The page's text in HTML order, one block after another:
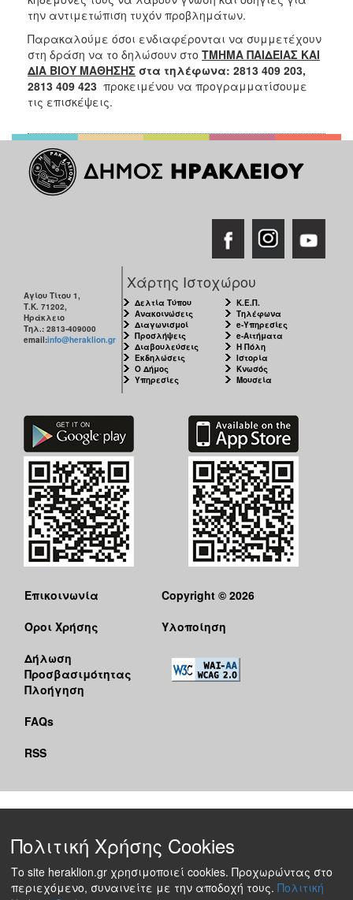
την αντιμετώπιση τυχόν προβλημάτων.
Παρακαλούμε όσοι ενδιαφέρονται να συμμετέχουν
στη δράση να το δηλώσουν στο ΤΜΗΜΑ ΠΑΙΔΕΙΑΣ ΚΑΙ
ΔΙΑ ΒΙΟΥ ΜΑΘΗΣΗΣ στα τηλέφωνα: 2813 409 203,
2813 409 423 προκειμένου να προγραμματίσουμε
τις επισκέψεις.
Αγίου Τίτου 1,
Τ.Κ. 71202,
Ηράκλειο
Τηλ.: 2813-409000
email:info@heraklion.gr
Χάρτης Ιστοχώρου
Δελτία Τύπου
Ανακοινώσεις
Διαγωνισμοί
Προσλήψεις
Διαβουλεύσεις
Εκδηλώσεις
Ο Δήμος
Υπηρεσίες
Κ.Ε.Π.
Τηλέφωνα
e-Υπηρεσίες
e-Αιτήματα
Η Πόλη
Ιστορία
Κνωσός
Μουσεία
Επικοινωνία
Όροι Χρήσης
Δήλωση
Προσβασιμότητας
Πλοήγηση
FAQs
RSS
Copyright © 2026
Υλοποίηση
Πολιτική Χρήσης Cookies
Το site heraklion.gr χρησιμοποιεί cookies. Προχωρώντας στο
περιεχόμενο, συναινείτε με την αποδοχή τους. Πολιτική